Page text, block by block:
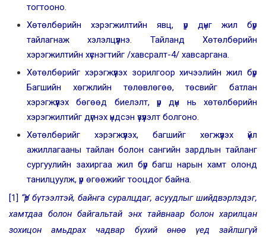
тогтооно.
Хөтөлбөрийн хэрэгжилтийн явц, үр дүнг жил бүр
тайлагнаж хэлэлцүүлнэ. Тайланд Хөтөлбөрийн
хэрэгжилтийн хүснэгтийг /хавсралт-4/ хавсаргана.
Хөтөлбөрийг хэрэгжүүлэх зорилгоор хичээлийн жил бүр
Багшийн хөгжлийн төлөвлөгөө, төсвийг батлан
хэрэгжүүлэх бөгөөд биелэлт, үр дүн нь хөтөлбөрийн
хэрэгжилтийг дүгнэх үндсэн үзүүлэлт болгоно.
Хөтөлбөрийг хэрэгжүүлэх, багшийг хөгжүүлэх үйл
ажиллагааны тайлан болон сангийн зардлын тайланг
сургуулийн захиргаа жил бүр багш нарын хамт олонд
танилцуулж, үр өгөөжийг тооцдог байна.
[1] “Үр бүтээлтэй, байнга суралцдаг, асуудлыг шийдвэрлэдэг,
хамтдаа болон байгальтай энх тайвнаар болон харилцан
зохицон амьдрах чадвар бүхий өнөө үед зайлшгүй